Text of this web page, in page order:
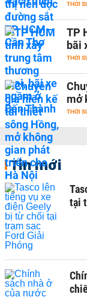
THỜI
TP
bãi
THỜI
mở
THỜI
Tin mới
tại